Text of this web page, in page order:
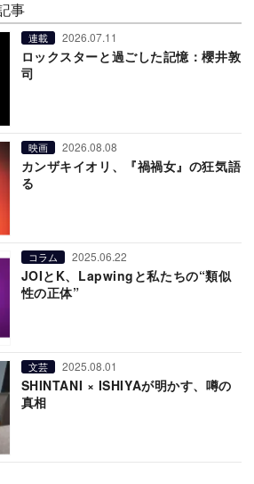
事
連載 2026.07.11
ロックスターと過ごした記憶：櫻井敦
司
映画 2026.08.08
カンザキイオリ、『禍禍女』の狂気語
る
コラム 2025.06.22
JOIとK、Lapwingと私たちの“類似
性の正体”
文芸 2025.08.01
SHINTANI × ISHIYAが明かす、噂の
真相